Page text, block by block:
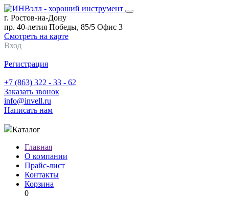
г. Ростов-на-Дону
пр. 40-летия Победы, 85/5 Офис 3
Смотреть на карте
Вход
Регистрация
+7 (863) 322 - 33 - 62
Заказать звонок
info@invell.ru
Написать нам
Каталог
Главная
О компании
Прайс-лист
Контакты
Корзина
0